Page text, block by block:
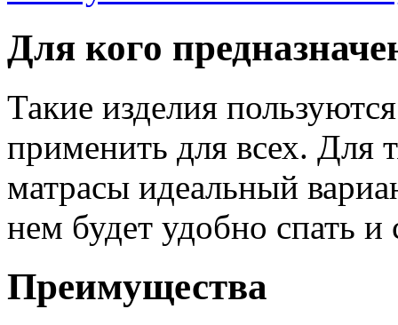
Для кого
Такие изделия
применить для всех. Для
матрасы идеальный
нем будет удобно спать и
Преимущества